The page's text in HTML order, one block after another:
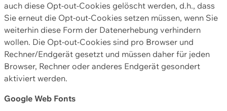
auch diese Opt-out-Cookies gelöscht werden, d.h., dass
Sie erneut die Opt-out-Cookies setzen müssen, wenn Sie
weiterhin diese Form der Datenerhebung verhindern
wollen. Die Opt-out-Cookies sind pro Browser und
Rechner/Endgerät gesetzt und müssen daher für jeden
Browser, Rechner oder anderes Endgerät gesondert
aktiviert werden.
Google Web Fonts